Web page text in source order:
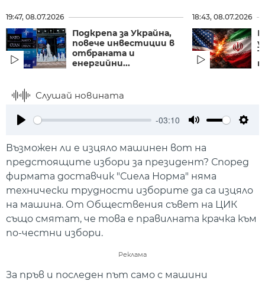
19:47, 08.07.2026
Подкрепа за Украйна,
повече инвестиции в
отбраната и
енергийни...
18:43, 08.07.2026
Слушай новината
-03:10
Възможен ли е изцяло машинен вот на
предстоящите избори за президент? Според
фирмата доставчик "Сиела Норма" няма
технически трудности изборите да са изцяло
на машина. От Обществения съвет на ЦИК
също смятат, че това е правилната крачка към
по-честни избори.
Реклама
За пръв и последен път само с машини